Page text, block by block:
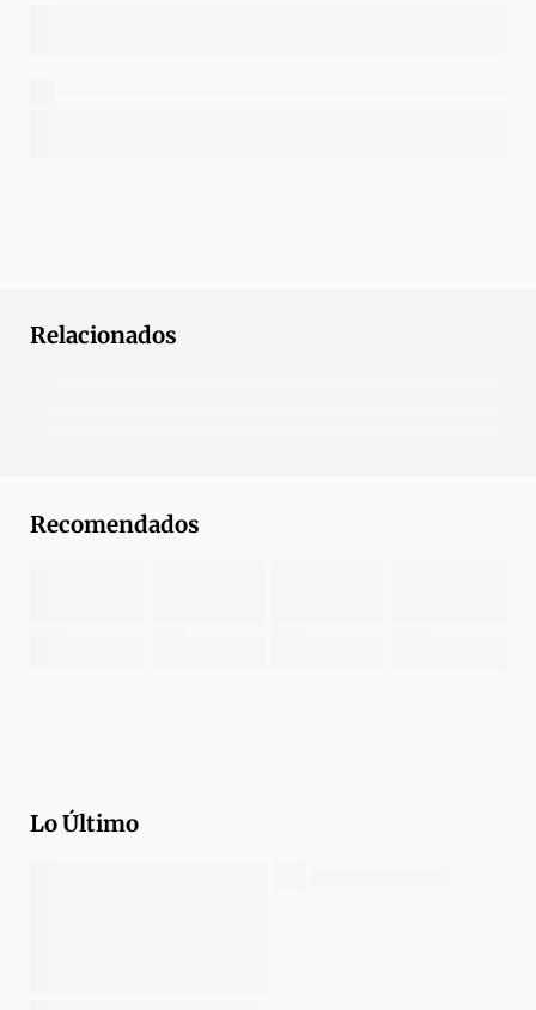
Relacionados
Recomendados
Lo Último